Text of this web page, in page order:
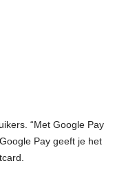
“Met Google Pay
Pay geeft je het